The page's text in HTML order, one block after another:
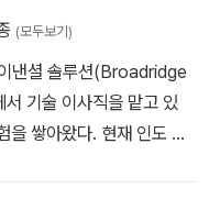
라 이제는 컴퓨팅 단말의
터는 감당할 수 없을 정도
러닝이라는 비밀스러운 영
(모두보기)
낸셜 솔루션(Broadridge
기술 이사직을 맡고 있
쌓아왔다. 현재 인도 법